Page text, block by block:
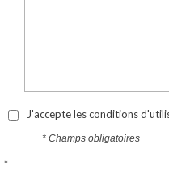
J'accepte les conditions
* Champs obligatoires
* :